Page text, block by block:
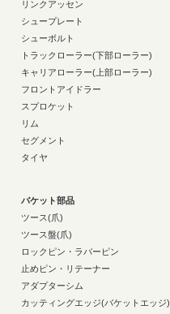
リンクアッセン
シュープレート
シューボルト
トラックローラー(下部ローラー)
キャリアローラー(上部ローラー)
フロントアイドラー
スプロケット
リム
セグメント
タイヤ
バケット部品
ツース(爪)
ツース盤(爪)
ロックピン・ラバーピン
止めピン・リテーナー
アダプターシム
カッティングエッジ(バケットエッジ)